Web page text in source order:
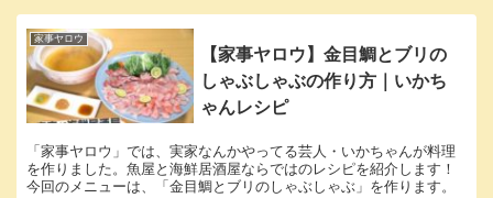
家事ヤロウ
【家事ヤロウ】金目鯛とブリの
しゃぶしゃぶの作り方｜いかち
ゃんレシピ
「家事ヤロウ」では、実家なんかやってる芸人・いかちゃんが料理
を作りました。魚屋と海鮮居酒屋ならではのレシピを紹介します！
今回のメニューは、「金目鯛とブリのしゃぶしゃぶ」を作ります。